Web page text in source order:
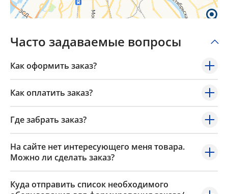
Часто задаваемые вопросы
Как оформить заказ?
Как оплатить заказ?
Где забрать заказ?
На сайте нет интересующего меня товара.
Можно ли сделать заказ?
Куда отправить список необходимого